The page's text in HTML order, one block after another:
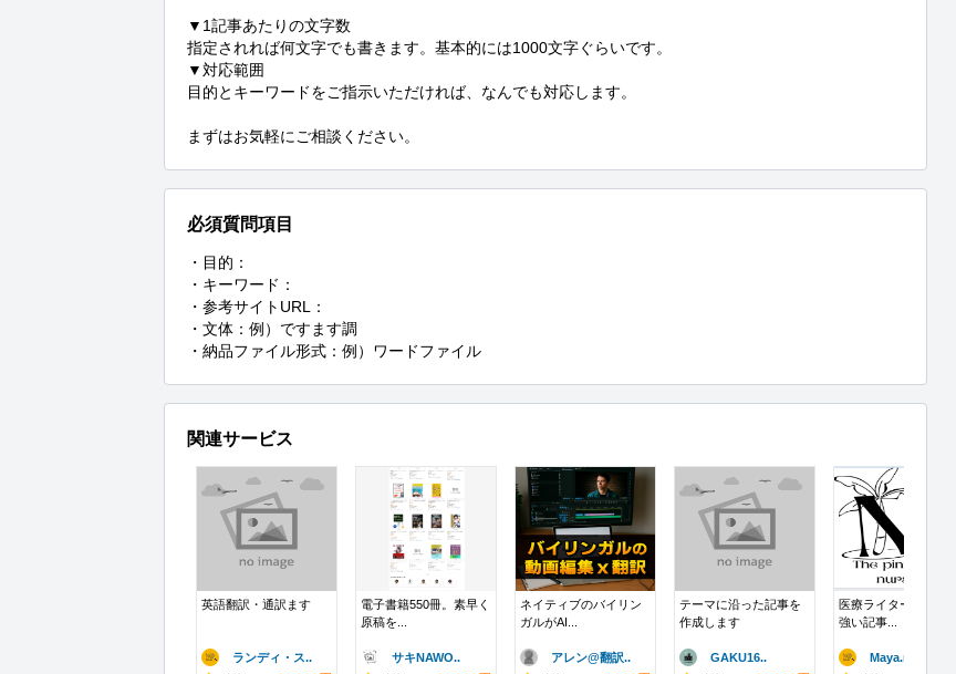
▼1記事あたりの文字数
指定されれば何文字でも書きます。基本的には1000文字ぐらいです。
▼対応範囲
目的とキーワードをご指示いただければ、なんでも対応します。
まずはお気軽にご相談ください。
必須質問項目
・目的：
・キーワード：
・参考サイトURL：
・文体：例）ですます調
・納品ファイル形式：例）ワードファイル
関連サービス
英語翻訳・通訳ます
ランディ・ス..
電子書籍550冊。素早く
原稿を...
サキNAWO..
ネイティブのバイリン
ガルがAI...
アレン@翻訳..
テーマに沿った記事を
作成します
GAKU16..
医療ライターでSEOに
強い記事...
Maya.n..